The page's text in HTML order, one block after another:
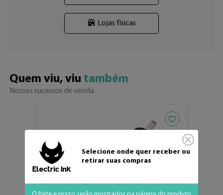
Lojas físicas
Quem viu, viu também
Nossos sucessos de venda
Adicionar aos
Selecione onde quer receber ou
retirar suas compras